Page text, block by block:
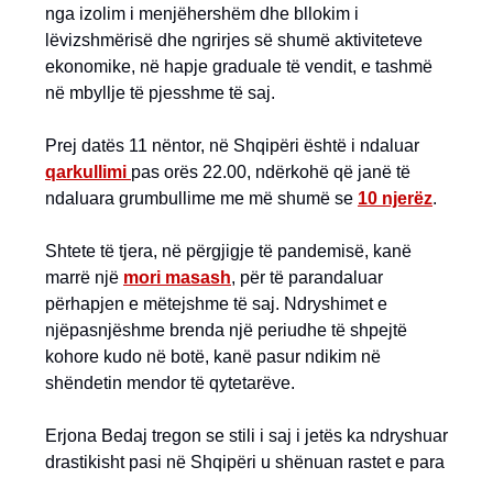
nga izolim i menjëhershëm dhe bllokim i
lëvizshmërisë dhe ngrirjes së shumë aktiviteteve
ekonomike, në hapje graduale të vendit, e tashmë
në mbyllje të pjesshme të saj.
Prej datës 11 nëntor, në Shqipëri është i ndaluar
qarkullimi pas orës 22.00, ndërkohë që janë të
ndaluara grumbullime me më shumë se 10 njerëz.
Shtete të tjera, në përgjigje të pandemisë, kanë
marrë një mori masash, për të parandaluar
përhapjen e mëtejshme të saj. Ndryshimet e
njëpasnjëshme brenda një periudhe të shpejtë
kohore kudo në botë, kanë pasur ndikim në
shëndetin mendor të qytetarëve.
Erjona Bedaj tregon se stili i saj i jetës ka ndryshuar
drastikisht pasi në Shqipëri u shënuan rastet e para